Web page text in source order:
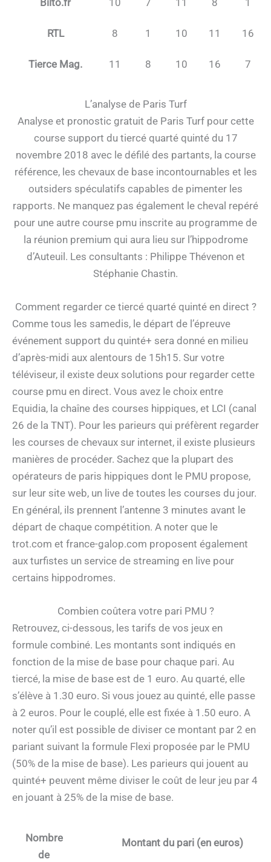
Bilto.fr 10 7 11 8 1
RTL 8 1 10 11 16
Tierce Mag. 11 8 10 16 7
L’analyse de Paris Turf
Analyse et pronostic gratuit de Paris Turf pour cette
course support du tiercé quarté quinté du 17
novembre 2018 avec le défilé des partants, la course
référence, les chevaux de base incontournables et les
outsiders spéculatifs capables de pimenter les
rapports. Ne manquez pas également le cheval repéré
pour une autre course pmu inscrite au programme de
la réunion premium qui aura lieu sur l’hippodrome
d’Auteuil. Les consultants : Philippe Thévenon et
Stéphanie Chastin.
Comment regarder ce tiercé quarté quinté en direct ?
Comme tous les samedis, le départ de l’épreuve
événement support du quinté+ sera donné en milieu
d’après-midi aux alentours de 15h15. Sur votre
téléviseur, il existe deux solutions pour regarder cette
course pmu en direct. Vous avez le choix entre
Equidia, la chaîne des courses hippiques, et LCI (canal
26 de la TNT). Pour les parieurs qui préfèrent regarder
les courses de chevaux sur internet, il existe plusieurs
manières de procéder. Sachez que la plupart des
opérateurs de paris hippiques dont le PMU propose,
sur leur site web, un live de toutes les courses du jour.
En général, ils prennent l’antenne 3 minutes avant le
départ de chaque compétition. A noter que le
trot.com et france-galop.com proposent également
aux turfistes un service de streaming en live pour
certains hippodromes.
Combien coûtera votre pari PMU ?
Retrouvez, ci-dessous, les tarifs de vos jeux en
formule combiné. Les montants sont indiqués en
fonction de la mise de base pour chaque pari. Au
tiercé, la mise de base est de 1 euro. Au quarté, elle
s’élève à 1.30 euro. Si vous jouez au quinté, elle passe
à 2 euros. Pour le couplé, elle est fixée à 1.50 euro. A
noter qu’il est possible de diviser ce montant par 2 en
pariant suivant la formule Flexi proposée par le PMU
(50% de la mise de base). Les parieurs qui jouent au
quinté+ peuvent même diviser le coût de leur jeu par 4
en jouant à 25% de la mise de base.
Nombre
de
Montant du pari (en euros)